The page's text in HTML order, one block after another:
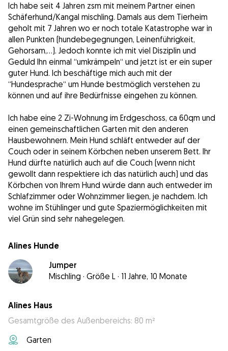
Ich habe seit 4 Jahren zsm mit meinem Partner einen
Schäferhund/Kangal mischling. Damals aus dem Tierheim
geholt mit 7 Jahren wo er noch totale Katastrophe war in
allen Punkten (hundebegegnungen, Leinenführigkeit,
Gehorsam,…). Jedoch konnte ich mit viel Disziplin und
Geduld Ihn einmal “umkrämpeln“ und jetzt ist er ein super
guter Hund. Ich beschäftige mich auch mit der
“Hundesprache“ um Hunde bestmöglich verstehen zu
können und auf ihre Bedürfnisse eingehen zu können.
Ich habe eine 2 Zi-Wohnung im Erdgeschoss, ca 60qm und
einen gemeinschaftlichen Garten mit den anderen
Hausbewohnern. Mein Hund schläft entweder auf der
Couch oder in seinem Körbchen neben unserem Bett. Ihr
Hund dürfte natürlich auch auf die Couch (wenn nicht
gewollt dann respektiere ich das natürlich auch) und das
Körbchen von Ihrem Hund würde dann auch entweder im
Schlafzimmer oder Wohnzimmer liegen, je nachdem. Ich
wohne im Stühlinger und gute Spaziermöglichkeiten mit
viel Grün sind sehr nahegelegen.
Alines Hunde
Jumper
Mischling · Größe L · 11 Jahre, 10 Monate
Alines Haus
Gesamtgröße des Außenbereichs: 80 m²
Garten